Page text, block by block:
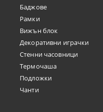
Баджове
Рамки
Вижън блок
Декоративни играчки
Стенни часовници
Термочашa
Подложки
Чанти